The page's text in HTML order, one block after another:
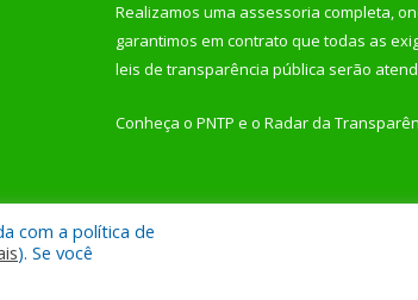
Realizamos uma assessoria completa,
garantimos em contrato que todas as
leis de transparência pública serão
Conheça o PNTP e o Radar da
Mapa do Site
com a política de
). Se você